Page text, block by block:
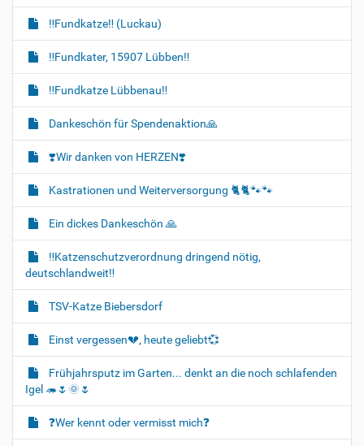
‼️Fundkatze‼️ (Luckau)
‼️Fundkater, 15907 Lübben‼️
‼️Fundkatze Lübbenau‼️
Dankeschön für Spendenaktion🙏
❣️Wir danken von HERZEN❣️
Kastrationen und Weiterversorgung 🐈‍🐈🐾🐾
Ein dickes Dankeschön 🙏
‼️Katzenschutzverordnung dringend nötig,
deutschlandweit‼️
TSV-Katze Biebersdorf
Einst vergessen💔, heute geliebt💞
Frühjahrsputz im Garten... denkt an die noch schlafenden
Igel 🦔🌷🌞🌷
❓️Wer kennt oder vermisst mich❓️